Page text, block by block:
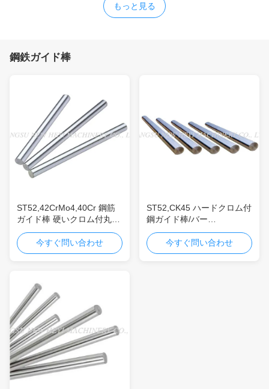
もっと見る
鋼鉄ガイド棒
ST52,42CrMo4,40Cr 鋼筋
ガイド棒 硬いクロム付丸棒/
棒,30mm,35mm,40mm
今すぐ問い合わせ
ST52,CK45 ハードクロム付
鋼ガイド棒/バー
1000~8000mm 長さ
OD30mm~100mm
今すぐ問い合わせ